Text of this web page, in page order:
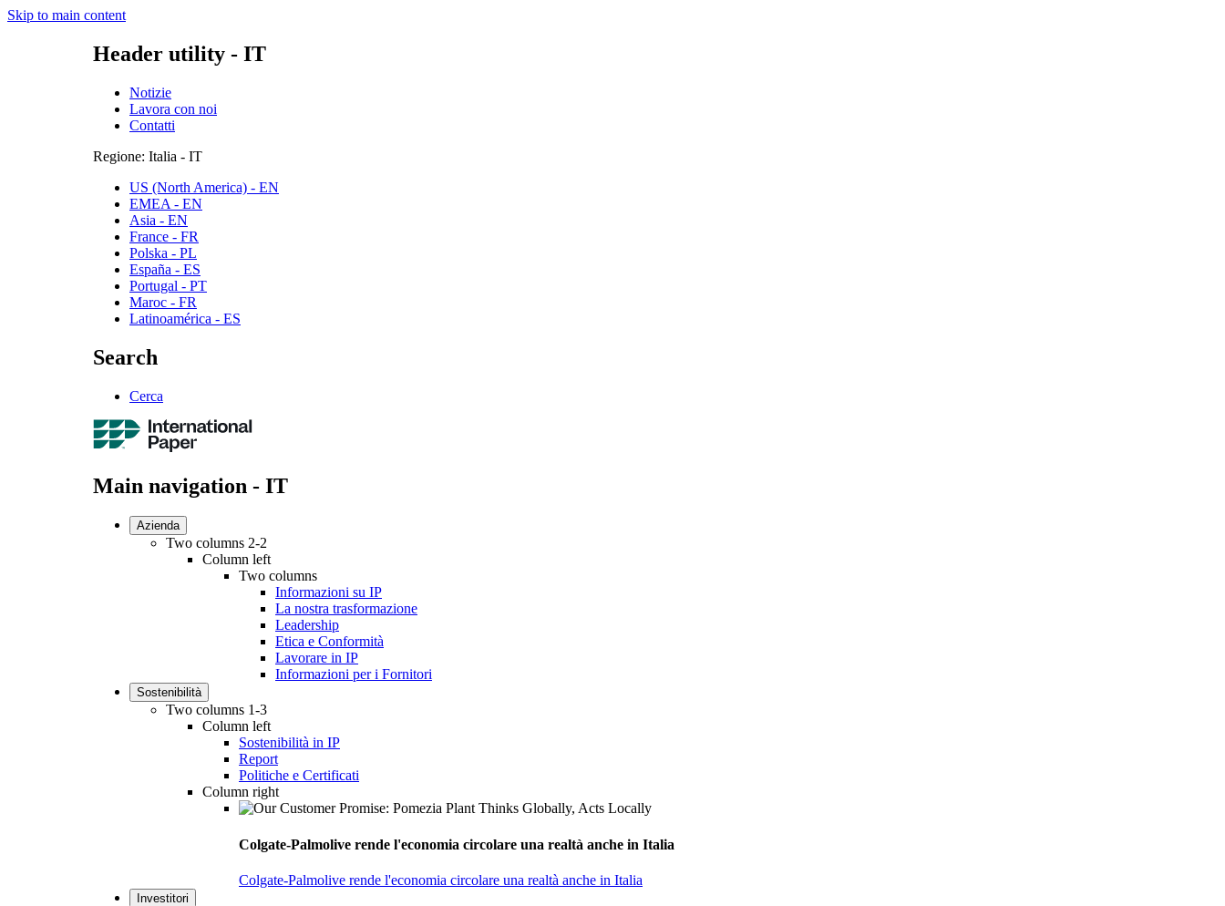
Skip to main content
Header utility - IT
Notizie
Lavora con noi
Contatti
Regione: Italia - IT
US (North America) - EN
EMEA - EN
Asia - EN
France - FR
Polska - PL
España - ES
Portugal - PT
Maroc - FR
Latinoamérica - ES
Search
Cerca
Main navigation - IT
Azienda
Two columns 2-2
Column left
Two columns
Informazioni su IP
La nostra trasformazione
Leadership
Etica e Conformità
Lavorare in IP
Informazioni per i Fornitori
Sostenibilità
Two columns 1-3
Column left
Sostenibilità in IP
Report
Politiche e Certificati
Column right
Colgate-Palmolive rende l'economia circolare una realtà anche in Italia
Colgate-Palmolive rende l'economia circolare una realtà anche in Italia
Investitori